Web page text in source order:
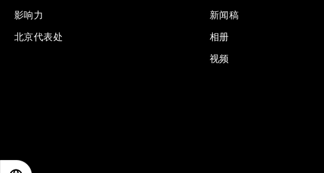
影响力
北京代表处
新闻稿
相册
视频